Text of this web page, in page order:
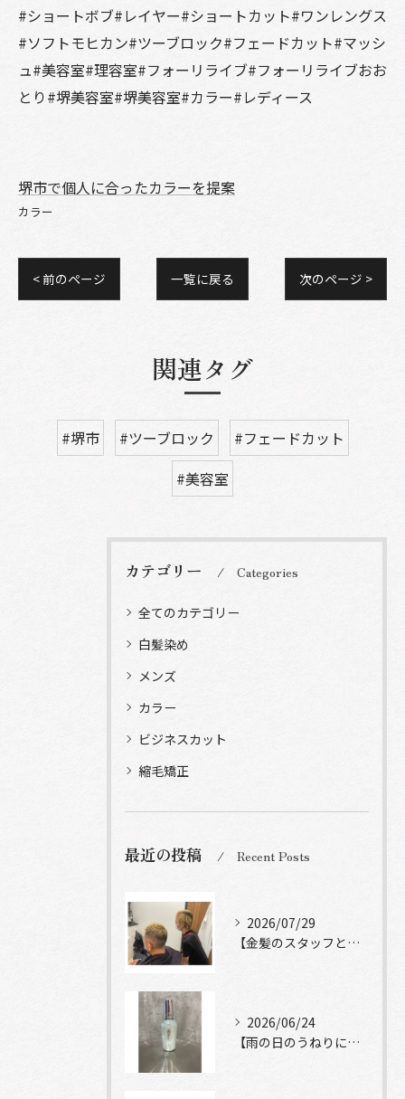
#ショートボブ#レイヤー#ショートカット#ワンレングス
#ソフトモヒカン#ツーブロック#フェードカット#マッシ
ュ#美容室#理容室#フォーリライブ#フォーリライブおお
とり#堺美容室#堺美容室#カラー#レディース
堺市で個人に合ったカラーを提案
カラー
< 前のページ 一覧に戻る 次のページ >
関連タグ
#堺市 #ツーブロック
#フェードカット
#美容室
カテゴリー Categories
全てのカテゴリー
白髪染め
メンズ
カラー
ビジネスカット
縮毛矯正
最近の投稿 Recent Posts
2026/07/29
【金髪のスタッフと常連様ショット】
2026/06/24
【雨の日のうねりにストレートロック】